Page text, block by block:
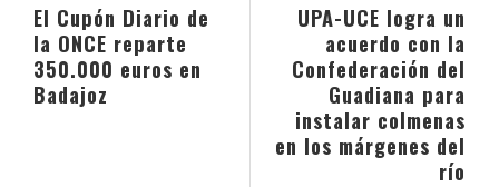
UPA-UCE logra un
acuerdo con la
Confederación del
Guadiana para
instalar colmenas
en los márgenes del
río
El Cupón Diario de
la ONCE reparte
350.000 euros en
Badajoz